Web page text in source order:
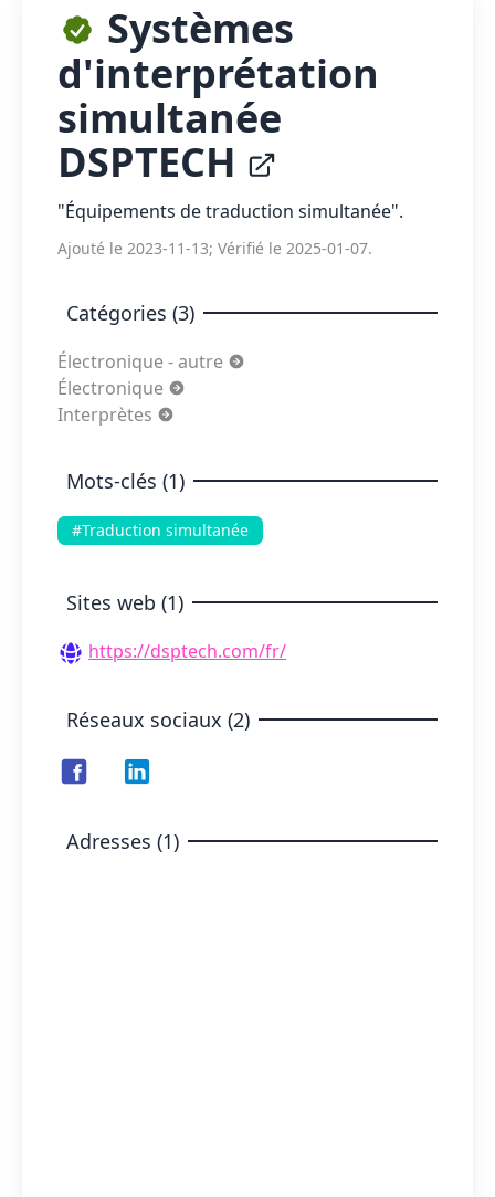
Systèmes
d'interprétation
simultanée
DSPTECH
"Équipements de traduction simultanée".
Ajouté le 2023-11-13; Vérifié le 2025-01-07.
Catégories (3)
Électronique - autre
Électronique
Interprètes
Mots-clés (1)
#Traduction simultanée
Sites web (1)
https://dsptech.com/fr/
Réseaux sociaux (2)
Adresses (1)